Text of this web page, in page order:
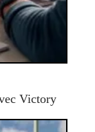
Victory